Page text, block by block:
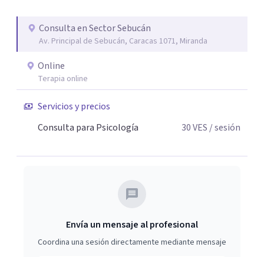
Consulta en Sector Sebucán
Av. Principal de Sebucán, Caracas 1071, Miranda
Online
Terapia online
Servicios y precios
Consulta para Psicología
30VES / sesión
Envía un mensaje al profesional
Coordina una sesión directamente mediante mensaje